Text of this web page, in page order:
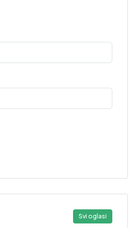
Svi oglasi